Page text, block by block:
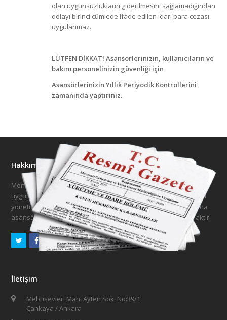
olan uygunsuzlukların giderilmesini sağlamadığından
dolayı birinci cümlede ifade edilen idari para cezası
uygulanmaz.
LÜTFEN DİKKAT!Asansörlerinizin, kullanıcıların ve
bakım personelinizin güvenliği için
Asansörlerinizin Yıllık Periyodik Kontrollerini
zamanında yaptırınız.
Hakkımızda
Montaj ve işletme aşamasındaki Asansörlerin ilgili mevzuatlara
uygun şekilde periyodik kontrollerini yaparak rapor halinde ilgili
yöneticilere, belediyelere, müteahhitlere ve asansör firmalarına
asansörlerinin durumu hakkında bilgilendirilmelerini sağlamaktır.
TwitterFacebook
İletişim
Mebusevleri Mah. Ayten Sok. No:39/1
Çankaya / Ankara